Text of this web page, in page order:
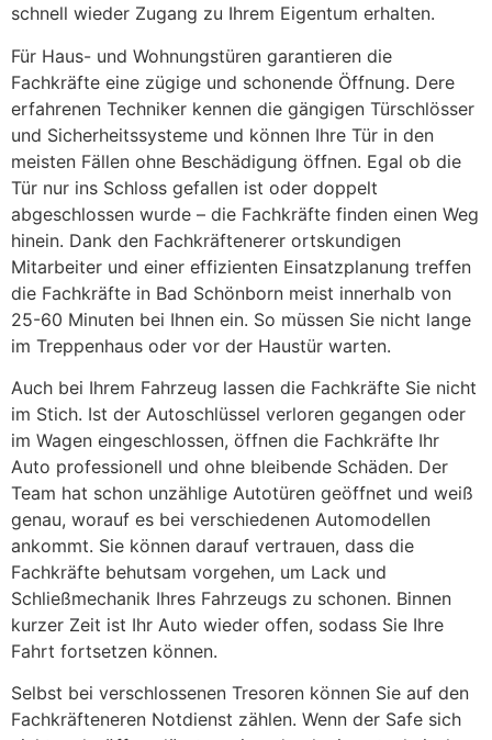
schnell wieder Zugang zu Ihrem Eigentum erhalten.
Für Haus- und Wohnungstüren garantieren die
Fachkräfte eine zügige und schonende Öffnung. Dere
erfahrenen Techniker kennen die gängigen Türschlösser
und Sicherheitssysteme und können Ihre Tür in den
meisten Fällen ohne Beschädigung öffnen. Egal ob die
Tür nur ins Schloss gefallen ist oder doppelt
abgeschlossen wurde – die Fachkräfte finden einen Weg
hinein. Dank den Fachkräftenerer ortskundigen
Mitarbeiter und einer effizienten Einsatzplanung treffen
die Fachkräfte in Bad Schönborn meist innerhalb von
25-60 Minuten bei Ihnen ein. So müssen Sie nicht lange
im Treppenhaus oder vor der Haustür warten.
Auch bei Ihrem Fahrzeug lassen die Fachkräfte Sie nicht
im Stich. Ist der Autoschlüssel verloren gegangen oder
im Wagen eingeschlossen, öffnen die Fachkräfte Ihr
Auto professionell und ohne bleibende Schäden. Der
Team hat schon unzählige Autotüren geöffnet und weiß
genau, worauf es bei verschiedenen Automodellen
ankommt. Sie können darauf vertrauen, dass die
Fachkräfte behutsam vorgehen, um Lack und
Schließmechanik Ihres Fahrzeugs zu schonen. Binnen
kurzer Zeit ist Ihr Auto wieder offen, sodass Sie Ihre
Fahrt fortsetzen können.
Selbst bei verschlossenen Tresoren können Sie auf den
Fachkräfteneren Notdienst zählen. Wenn der Safe sich